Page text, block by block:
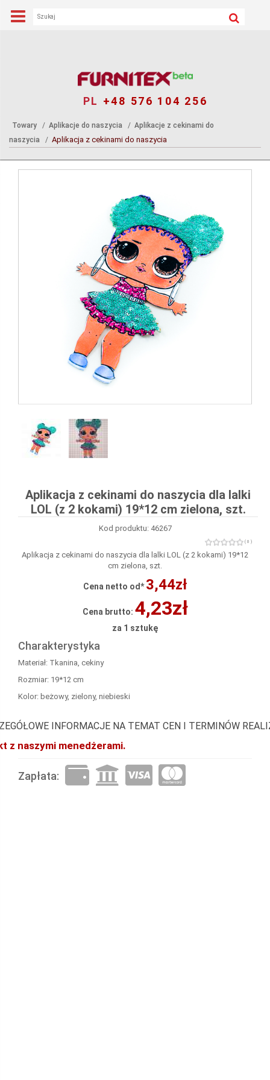
PL +48 576 104 256
Towary Aplikacje do naszycia
Aplikacje z cekinami do
naszycia
Aplikacja z cekinami do naszycia
Aplikacja z cekinami do naszycia dla lalki
LOL (z 2 kokami) 19*12 cm zielona, ​​szt.
Kod produktu: 46267
( 0 )
Aplikacja z cekinami do naszycia dla lalki LOL (z 2 kokami) 19*12
cm zielona, ​​szt.
Cena netto od*3,44zł
Cena brutto: 4,23zł
za 1 sztukę
Charakterystyka
Materiał: Tkanina, cekiny
Rozmiar: 19*12 cm
Kolor: beżowy, zielony, niebieski
INFORMACJE NA TEMAT CEN I TERMINÓW
z naszymi menedżerami.
Zapłata: